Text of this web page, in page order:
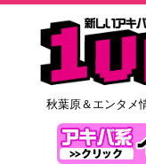
秋葉原＆エンタメ